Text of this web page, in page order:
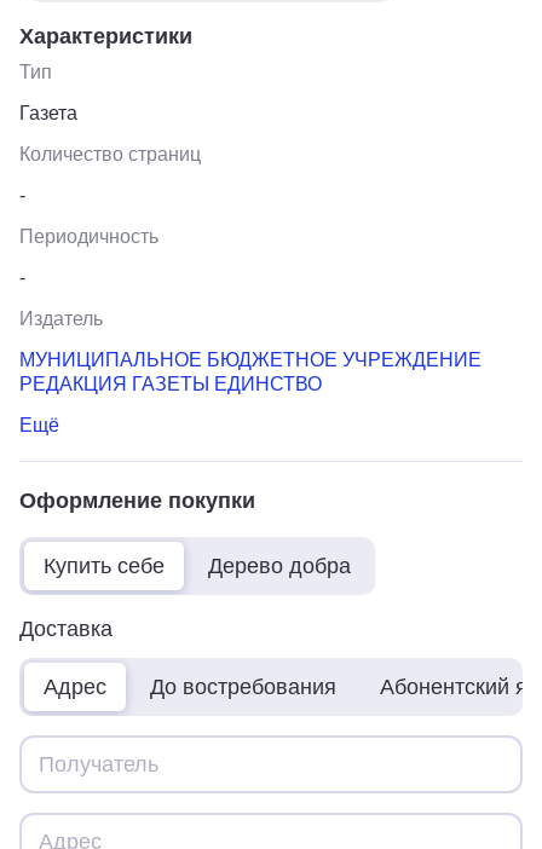
Характеристики
Тип
Газета
Количество страниц
-
Периодичность
-
Издатель
МУНИЦИПАЛЬНОЕ БЮДЖЕТНОЕ УЧРЕЖДЕНИЕ
РЕДАКЦИЯ ГАЗЕТЫ ЕДИНСТВО
Ещё
Оформление покупки
Купить себе Дерево добра
Доставка
Адрес До востребования Абонентский